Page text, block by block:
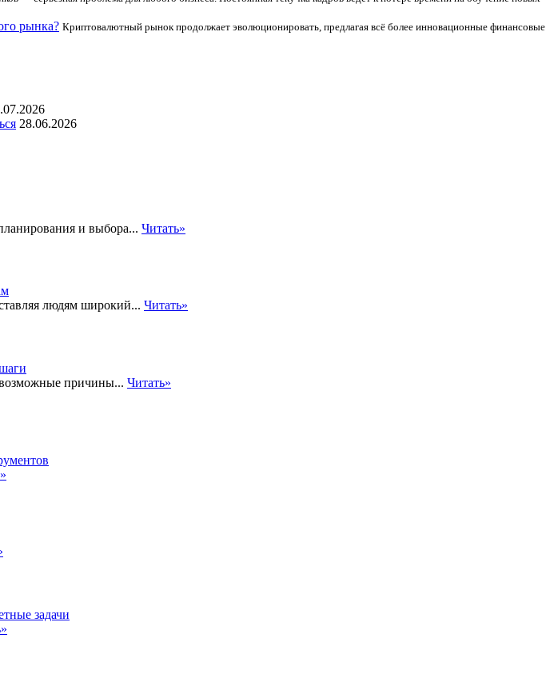
рынка? Криптовалютный рынок продолжает эволюционировать, предлагая всё более инновационные финансовые
28.06.2026
и выбора... Читать»
людям широкий... Читать»
причины... Читать»